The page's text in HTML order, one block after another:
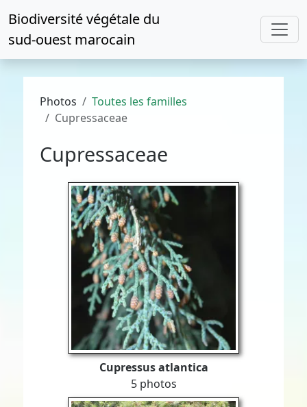
Biodiversité végétale du
sud-ouest marocain
Photos
Toutes les familles
Cupressaceae
Cupressaceae
Cupressus atlantica
5 photos